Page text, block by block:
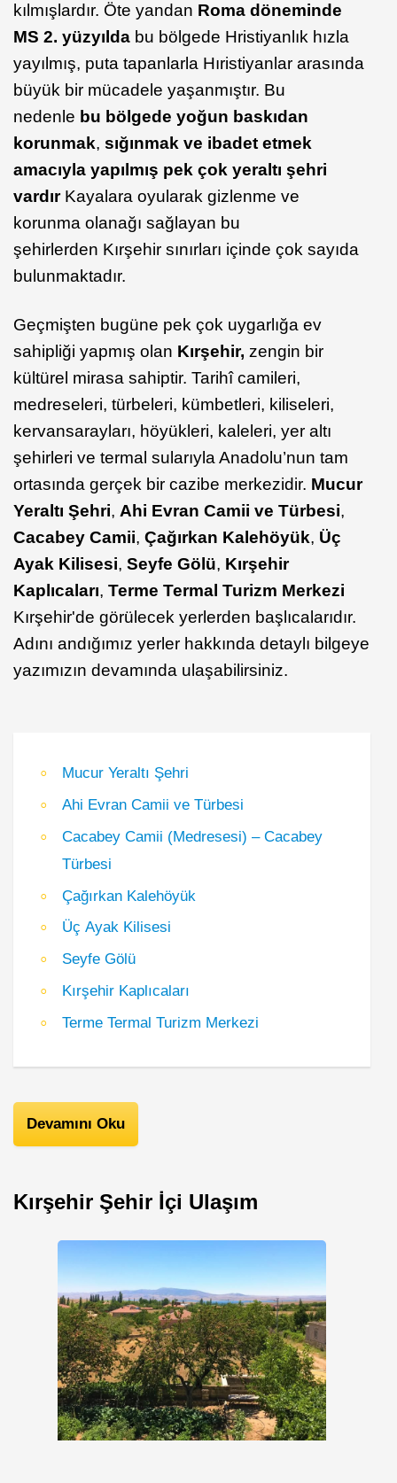
kılmışlardır. Öte yandan Roma döneminde
MS 2. yüzyılda bu bölgede Hristiyanlık hızla
yayılmış, puta tapanlarla Hıristiyanlar arasında
büyük bir mücadele yaşanmıştır. Bu
nedenle bu bölgede yoğun baskıdan
korunmak, sığınmak ve ibadet etmek
amacıyla yapılmış pek çok yeraltı şehri
vardırKayalara oyularak gizlenme ve
korunma olanağı sağlayan bu
şehirlerden Kırşehir sınırları içinde çok sayıda
bulunmaktadır.
Geçmişten bugüne pek çok uygarlığa ev
sahipliği yapmış olan Kırşehir, zengin bir
kültürel mirasa sahiptir. Tarihî camileri,
medreseleri, türbeleri, kümbetleri, kiliseleri,
kervansarayları, höyükleri, kaleleri, yer altı
şehirleri ve termal sularıyla Anadolu’nun tam
ortasında gerçek bir cazibe merkezidir. Mucur
Yeraltı Şehri, Ahi Evran Camii ve Türbesi,
Cacabey Camii, Çağırkan Kalehöyük, Üç
Ayak Kilisesi, Seyfe Gölü, Kırşehir
Kaplıcaları, Terme Termal Turizm Merkezi
Kırşehir'de görülecek yerlerden başlıcalarıdır.
Adını andığımız yerler hakkında detaylı bilgeye
yazımızın devamında ulaşabilirsiniz.
Mucur Yeraltı Şehri
Ahi Evran Camii ve Türbesi
Cacabey Camii (Medresesi) – Cacabey
Türbesi
Çağırkan Kalehöyük
Üç Ayak Kilisesi
Seyfe Gölü
Kırşehir Kaplıcaları
Terme Termal Turizm Merkezi
Devamını Oku
Kırşehir Şehir İçi Ulaşım